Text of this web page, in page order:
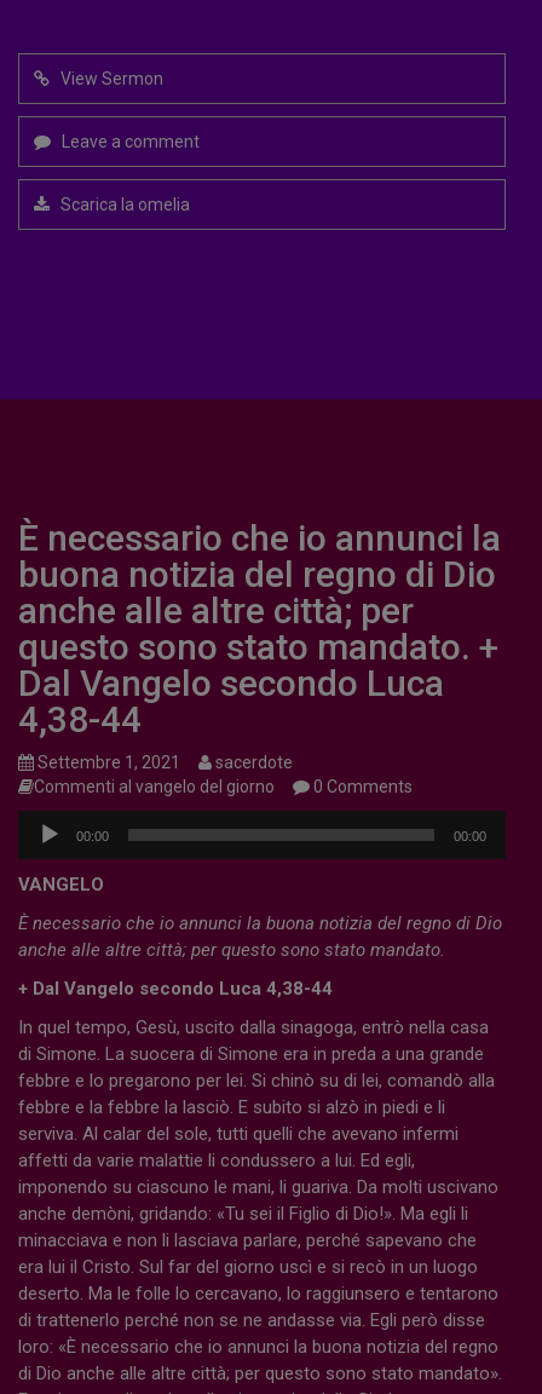
View Sermon
Leave a comment
Scarica la omelia
È necessario che io annunci la
buona notizia del regno di Dio
anche alle altre città; per
questo sono stato mandato. +
Dal Vangelo secondo Luca
4,38-44
Settembre 1, 2021
sacerdote
Commenti al vangelo del giorno
0 Comments
Audio
Player
00:00 00:00
VANGELO
È necessario che io annunci la buona notizia del regno di Dio
anche alle altre città; per questo sono stato mandato.
+ Dal Vangelo secondo Luca 4,38-44
In quel tempo, Gesù, uscito dalla sinagoga, entrò nella casa
di Simone. La suocera di Simone era in preda a una grande
febbre e lo pregarono per lei. Si chinò su di lei, comandò alla
febbre e la febbre la lasciò. E subito si alzò in piedi e li
serviva. Al calar del sole, tutti quelli che avevano infermi
affetti da varie malattie li condussero a lui. Ed egli,
imponendo su ciascuno le mani, li guariva. Da molti uscivano
anche demòni, gridando: «Tu sei il Figlio di Dio!». Ma egli li
minacciava e non li lasciava parlare, perché sapevano che
era lui il Cristo. Sul far del giorno uscì e si recò in un luogo
deserto. Ma le folle lo cercavano, lo raggiunsero e tentarono
di trattenerlo perché non se ne andasse via. Egli però disse
loro: «È necessario che io annunci la buona notizia del regno
di Dio anche alle altre città; per questo sono stato mandato».